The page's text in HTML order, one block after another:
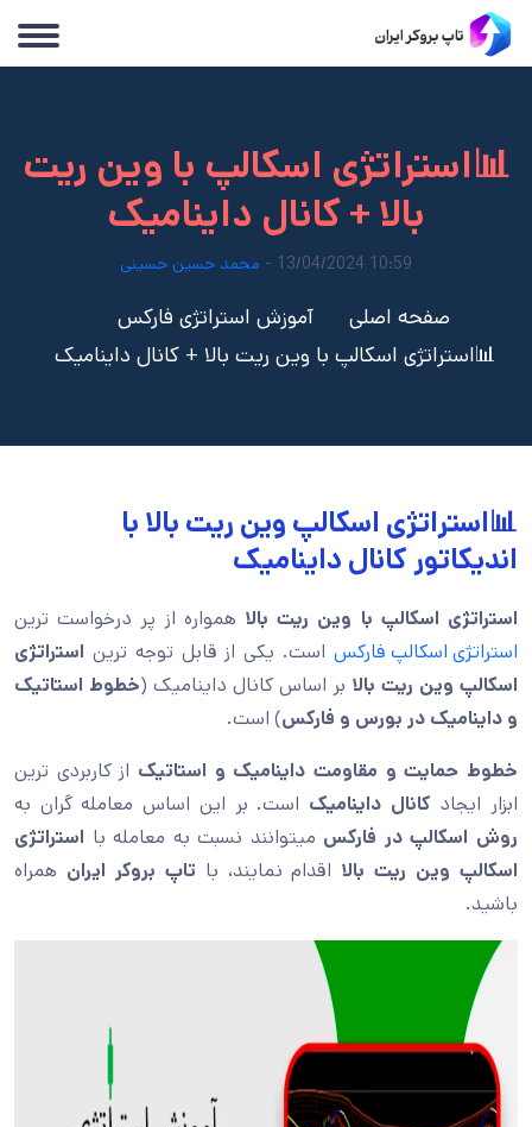
📊استراتژی اسکالپ با وین ریت
بالا + کانال داینامیک
10:59 13/04/2024 - محمد حسین حسینی
صفحه اصلی
آموزش استراتژی فارکس
📊استراتژی اسکالپ با وین ریت بالا + کانال داینامیک
📊استراتژی اسکالپ وین ریت بالا با
اندیکاتور کانال داینامیک
استراتژی اسکالپ با وین ریت بالا همواره از پر درخواست ترین
استراتژی اسکالپ فارکساست. یکی از قابل توجه ترین استراتژی
اسکالپ وین ریت بالا بر اساس کانال داینامیک (خطوط استاتیک
و داینامیک در بورس و فارکس) است.
خطوط حمایت و مقاومت داینامیک و استاتیک از کاربردی ترین
ابزار ایجاد کانال داینامیک است. بر این اساس معامله گران به
روش اسکالپ در فارکس میتوانند نسبت به معامله با استراتژی
اسکالپ وین ریت بالا اقدام نمایند، با تاپ بروکر ایران همراه
باشید.